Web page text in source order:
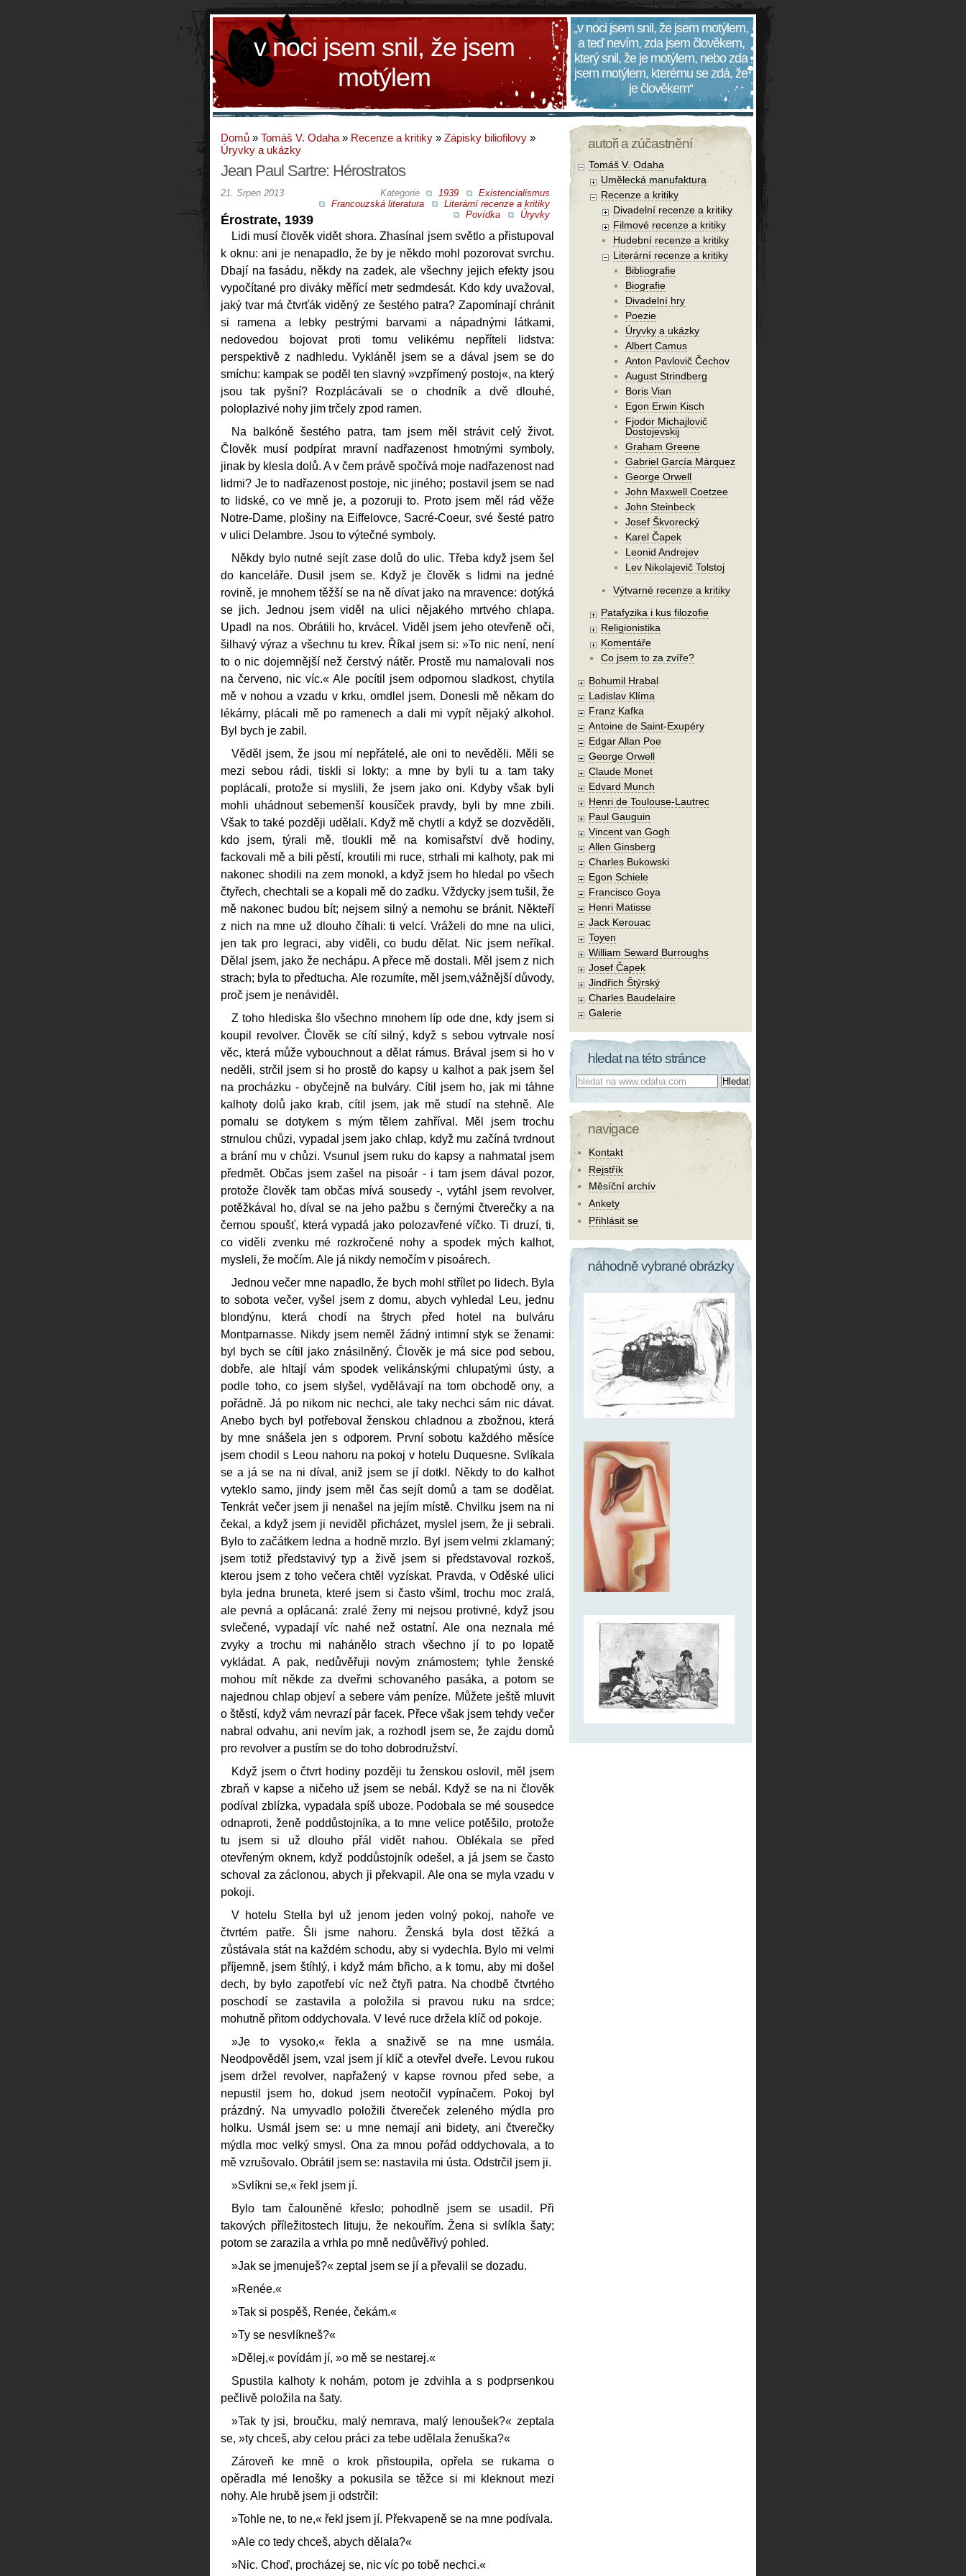
v noci jsem snil, že jsem
motýlem
„v noci jsem snil, že jsem motýlem,
a teď nevím, zda jsem člověkem,
který snil, že je motýlem, nebo zda
jsem motýlem, kterému se zdá, že
je člověkem“
Domů » Tomáš V. Odaha » Recenze a kritiky » Zápisky biliofilovy »
Úryvky a ukázky
Jean Paul Sartre: Hérostratos
Kategorie 1939
Existencialismus
Francouzská literatura
Literární recenze a kritiky
Povídka
Úryvky
21. Srpen 2013
Érostrate, 1939
Lidi musí člověk vidět shora. Zhasínal jsem světlo a přistupoval
k oknu: ani je nenapadlo, že by je někdo mohl pozorovat svrchu.
Dbají na fasádu, někdy na zadek, ale všechny jejich efekty jsou
vypočítané pro diváky měřící metr sedmdesát. Kdo kdy uvažoval,
jaký tvar má čtvrťák viděný ze šestého patra? Zapomínají chránit
si ramena a lebky pestrými barvami a nápadnými látkami,
nedovedou bojovat proti tomu velikému nepříteli lidstva:
perspektivě z nadhledu. Vykláněl jsem se a dával jsem se do
smíchu: kampak se poděl ten slavný »vzpřímený postoj«, na který
jsou tak pyšní? Rozplácávali se o chodník a dvě dlouhé,
poloplazivé nohy jim trčely zpod ramen.
Na balkóně šestého patra, tam jsem měl strávit celý život.
Člověk musí podpírat mravní nadřazenost hmotnými symboly,
jinak by klesla dolů. A v čem právě spočívá moje nadřazenost nad
lidmi? Je to nadřazenost postoje, nic jiného; postavil jsem se nad
to lidské, co ve mně je, a pozoruji to. Proto jsem měl rád věže
Notre-Dame, plošiny na Eiffelovce, Sacré-Coeur, své šesté patro
v ulici Delambre. Jsou to výtečné symboly.
Někdy bylo nutné sejít zase dolů do ulic. Třeba když jsem šel
do kanceláře. Dusil jsem se. Když je člověk s lidmi na jedné
rovině, je mnohem těžší se na ně dívat jako na mravence: dotýká
se jich. Jednou jsem viděl na ulici nějakého mrtvého chlapa.
Upadl na nos. Obrátili ho, krvácel. Viděl jsem jeho otevřeně oči,
šilhavý výraz a všechnu tu krev. Říkal jsem si: »To nic není, není
to o nic dojemnější než čerstvý nátěr. Prostě mu namalovali nos
na červeno, nic víc.« Ale pocítil jsem odpornou sladkost, chytila
mě v nohou a vzadu v krku, omdlel jsem. Donesli mě někam do
lékárny, plácali mě po ramenech a dali mi vypít nějaký alkohol.
Byl bych je zabil.
Věděl jsem, že jsou mí nepřátelé, ale oni to nevěděli. Měli se
mezi sebou rádi, tiskli si lokty; a mne by byli tu a tam taky
poplácali, protože si myslili, že jsem jako oni. Kdyby však byli
mohli uhádnout sebemenší kousíček pravdy, byli by mne zbili.
Však to také později udělali. Když mě chytli a když se dozvěděli,
kdo jsem, týrali mě, tloukli mě na komisařství dvě hodiny,
fackovali mě a bili pěstí, kroutili mi ruce, strhali mi kalhoty, pak mi
nakonec shodili na zem monokl, a když jsem ho hledal po všech
čtyřech, chechtali se a kopali mě do zadku. Vždycky jsem tušil, že
mě nakonec budou bít; nejsem silný a nemohu se bránit. Někteří
z nich na mne už dlouho číhali: ti velcí. Vráželi do mne na ulici,
jen tak pro legraci, aby viděli, co budu dělat. Nic jsem neříkal.
Dělal jsem, jako že nechápu. A přece mě dostali. Měl jsem z nich
strach; byla to předtucha. Ale rozumíte, měl jsem,vážnější důvody,
proč jsem je nenáviděl.
Z toho hlediska šlo všechno mnohem líp ode dne, kdy jsem si
koupil revolver. Člověk se cítí silný, když s sebou vytrvale nosí
věc, která může vybouchnout a dělat rámus. Brával jsem si ho v
neděli, strčil jsem si ho prostě do kapsy u kalhot a pak jsem šel
na procházku - obyčejně na bulváry. Cítil jsem ho, jak mi táhne
kalhoty dolů jako krab, cítil jsem, jak mě studí na stehně. Ale
pomalu se dotykem s mým tělem zahříval. Měl jsem trochu
strnulou chůzi, vypadal jsem jako chlap, když mu začíná tvrdnout
a brání mu v chůzi. Vsunul jsem ruku do kapsy a nahmatal jsem
předmět. Občas jsem zašel na pisoár - i tam jsem dával pozor,
protože člověk tam občas mívá sousedy -, vytáhl jsem revolver,
potěžkával ho, díval se na jeho pažbu s černými čtverečky a na
černou spoušť, která vypadá jako polozavřené víčko. Ti druzí, ti,
co viděli zvenku mé rozkročené nohy a spodek mých kalhot,
mysleli, že močím. Ale já nikdy nemočím v pisoárech.
Jednou večer mne napadlo, že bych mohl střílet po lidech. Byla
to sobota večer, vyšel jsem z domu, abych vyhledal Leu, jednu
blondýnu, která chodí na štrych před hotel na bulváru
Montparnasse. Nikdy jsem neměl žádný intimní styk se ženami:
byl bych se cítil jako znásilněný. Člověk je má sice pod sebou,
dobře, ale hltají vám spodek velikánskými chlupatými ústy, a
podle toho, co jsem slyšel, vydělávají na tom obchodě ony, a
pořádně. Já po nikom nic nechci, ale taky nechci sám nic dávat.
Anebo bych byl potřeboval ženskou chladnou a zbožnou, která
by mne snášela jen s odporem. První sobotu každého měsíce
jsem chodil s Leou nahoru na pokoj v hotelu Duquesne. Svlíkala
se a já se na ni díval, aniž jsem se jí dotkl. Někdy to do kalhot
vyteklo samo, jindy jsem měl čas sejít domů a tam se dodělat.
Tenkrát večer jsem ji nenašel na jejím místě. Chvilku jsem na ni
čekal, a když jsem ji neviděl přicházet, myslel jsem, že ji sebrali.
Bylo to začátkem ledna a hodně mrzlo. Byl jsem velmi zklamaný;
jsem totiž představivý typ a živě jsem si představoval rozkoš,
kterou jsem z toho večera chtěl vyzískat. Pravda, v Oděské ulici
byla jedna bruneta, které jsem si často všiml, trochu moc zralá,
ale pevná a oplácaná: zralé ženy mi nejsou protivné, když jsou
svlečené, vypadají víc nahé než ostatní. Ale ona neznala mé
zvyky a trochu mi nahánělo strach všechno jí to po lopatě
vykládat. A pak, nedůvěřuji novým známostem; tyhle ženské
mohou mít někde za dveřmi schovaného pasáka, a potom se
najednou chlap objeví a sebere vám peníze. Můžete ještě mluvit
o štěstí, když vám nevrazí pár facek. Přece však jsem tehdy večer
nabral odvahu, ani nevím jak, a rozhodl jsem se, že zajdu domů
pro revolver a pustím se do toho dobrodružství.
Když jsem o čtvrt hodiny později tu ženskou oslovil, měl jsem
zbraň v kapse a ničeho už jsem se nebál. Když se na ni člověk
podíval zblízka, vypadala spíš uboze. Podobala se mé sousedce
odnaproti, ženě poddůstojníka, a to mne velice potěšilo, protože
tu jsem si už dlouho přál vidět nahou. Oblékala se před
otevřeným oknem, když poddůstojník odešel, a já jsem se často
schoval za záclonou, abych ji překvapil. Ale ona se myla vzadu v
pokoji.
V hotelu Stella byl už jenom jeden volný pokoj, nahoře ve
čtvrtém patře. Šli jsme nahoru. Ženská byla dost těžká a
zůstávala stát na každém schodu, aby si vydechla. Bylo mi velmi
příjemně, jsem štíhlý, i když mám břicho, a k tomu, aby mi došel
dech, by bylo zapotřebí víc než čtyři patra. Na chodbě čtvrtého
poschodí se zastavila a položila si pravou ruku na srdce;
mohutně přitom oddychovala. V levé ruce držela klíč od pokoje.
»Je to vysoko,« řekla a snaživě se na mne usmála.
Neodpověděl jsem, vzal jsem jí klíč a otevřel dveře. Levou rukou
jsem držel revolver, napřažený v kapse rovnou před sebe, a
nepustil jsem ho, dokud jsem neotočil vypínačem. Pokoj byl
prázdný. Na umyvadlo položili čtvereček zeleného mýdla pro
holku. Usmál jsem se: u mne nemají ani bidety, ani čtverečky
mýdla moc velký smysl. Ona za mnou pořád oddychovala, a to
mě vzrušovalo. Obrátil jsem se: nastavila mi ústa. Odstrčil jsem ji.
»Svlíkni se,« řekl jsem jí.
Bylo tam čalouněné křeslo; pohodlně jsem se usadil. Při
takových příležitostech lituju, že nekouřím. Žena si svlíkla šaty;
potom se zarazila a vrhla po mně nedůvěřivý pohled.
»Jak se jmenuješ?« zeptal jsem se jí a převalil se dozadu.
»Renée.«
»Tak si pospěš, Renée, čekám.«
»Ty se nesvlíkneš?«
»Dělej,« povídám jí, »o mě se nestarej.«
Spustila kalhoty k nohám, potom je zdvihla a s podprsenkou
pečlivě položila na šaty.
»Tak ty jsi, broučku, malý nemrava, malý lenoušek?« zeptala
se, »ty chceš, aby celou práci za tebe udělala ženuška?«
Zároveň ke mně o krok přistoupila, opřela se rukama o
opěradla mé lenošky a pokusila se těžce si mi kleknout mezi
nohy. Ale hrubě jsem ji odstrčil:
»Tohle ne, to ne,« řekl jsem jí. Překvapeně se na mne podívala.
»Ale co tedy chceš, abych dělala?«
»Nic. Choď, procházej se, nic víc po tobě nechci.«
autoři a zúčastnění
Tomáš V. Odaha
Umělecká manufaktura
Recenze a kritiky
Divadelní recenze a kritiky
Filmové recenze a kritiky
Hudební recenze a kritiky
Literární recenze a kritiky
Bibliografie
Biografie
Divadelní hry
Poezie
Úryvky a ukázky
Albert Camus
Anton Pavlovič Čechov
August Strindberg
Boris Vian
Egon Erwin Kisch
Fjodor Michajlovič
Dostojevskij
Graham Greene
Gabriel García Márquez
George Orwell
John Maxwell Coetzee
John Steinbeck
Josef Škvorecký
Karel Čapek
Leonid Andrejev
Lev Nikolajevič Tolstoj
Výtvarné recenze a kritiky
Patafyzika i kus filozofie
Religionistika
Komentáře
Co jsem to za zvíře?
Bohumil Hrabal
Ladislav Klíma
Franz Kafka
Antoine de Saint-Exupéry
Edgar Allan Poe
George Orwell
Claude Monet
Edvard Munch
Henri de Toulouse-Lautrec
Paul Gauguin
Vincent van Gogh
Allen Ginsberg
Charles Bukowski
Egon Schiele
Francisco Goya
Henri Matisse
Jack Kerouac
Toyen
William Seward Burroughs
Josef Čapek
Jindřich Štýrský
Charles Baudelaire
Galerie
hledat na této stránce
Co hledat:
navigace
Kontakt
Rejstřík
Měsíční archív
Ankety
Přihlásit se
náhodně vybrané obrázky